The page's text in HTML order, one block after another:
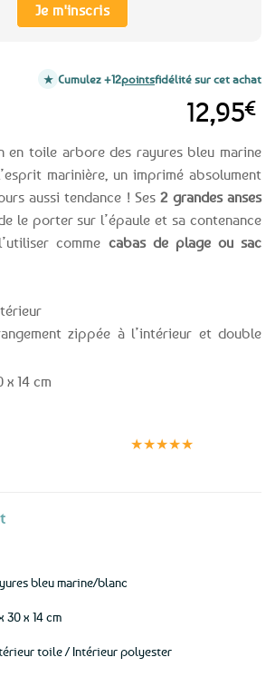
en toile arbore des rayures bleu marine
marinière, un imprimé absolument
aussi tendance ! Ses 2 grandes anses
le porter sur l’épaule et sa contenance
comme cabas de plage ou sac
zippée à l’intérieur et double
x 14 cm
12,95€
Je m'inscris
Cumulez +12pointsfidélité sur cet achat
★★★★★
bleu marine/blanc
30 x 14 cm
toile / Intérieur polyester